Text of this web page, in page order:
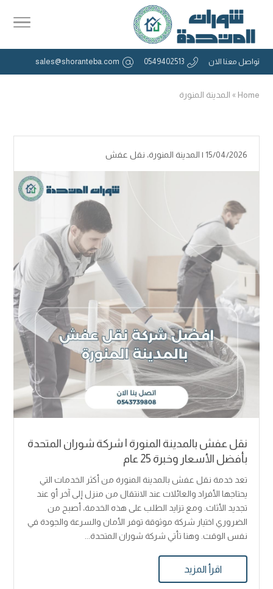
تواصل معنا الان 0549402513
sales@shoranteba.com
Home
» المدينة المنورة
15/04/2026 | المدينة المنورة، نقل عفش
نقل عفش بالمدينة المنورة | شركة شوران المتحدة
بأفضل الأسعار وخبرة 25 عام
تعد خدمة نقل عفش بالمدينة المنورة من أكثر الخدمات التي
يحتاجها الأفراد والعائلات عند الانتقال من منزل إلى آخر أو عند
تجديد الأثاث. ومع تزايد الطلب على هذه الخدمة، أصبح من
الضروري اختيار شركة موثوقة توفر الأمان والسرعة والجودة في
نفس الوقت. وهنا تأتي شركة شوران المتحدة...
اقرأ المزيد